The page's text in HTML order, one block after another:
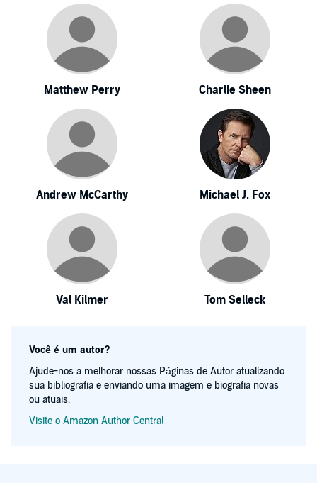
Matthew Perry Charlie Sheen
Andrew McCarthy Michael J. Fox
Val Kilmer Tom Selleck
Você é um autor?
Ajude-nos a melhorar nossas Páginas de Autor atualizando
sua bibliografia e enviando uma imagem e biografia novas
ou atuais.
Visite o Amazon Author Central